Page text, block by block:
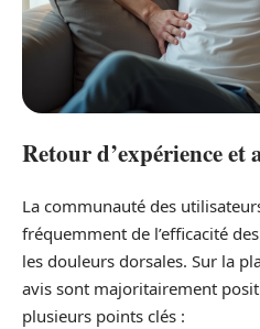
Retour d’expérience et
La communauté des
fréquemment de l’efficacité
les douleurs dorsales. Sur la
avis sont majoritairement
plusieurs points clés :